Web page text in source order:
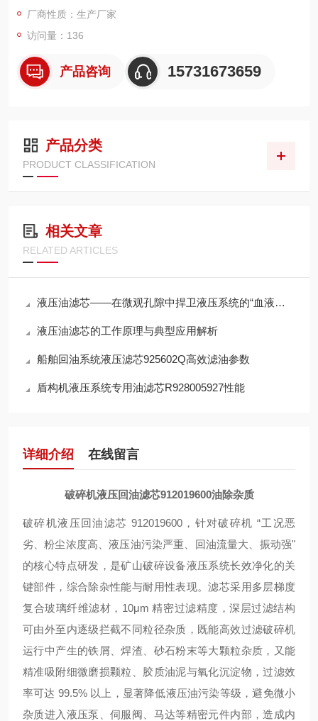
统，安装便捷、互换性强
厂商性质：生产厂家
访问量：136
产品咨询 15731673659
产品分类
PRODUCT CLASSIFICATION
相关文章
RELATED ARTICLES
液压油滤芯——在微观孔隙中捍卫液压系统的“血液纯净”
液压油滤芯的工作原理与典型应用解析
船舶回油系统液压滤芯925602Q高效滤油参数
盾构机液压系统专用油滤芯R928005927性能
详细介绍 在线留言
破碎机液压回油滤芯912019600油除杂质
破碎机液压回油滤芯 912019600，针对破碎机 “工况恶
劣、粉尘浓度高、液压油污染严重、回油流量大、振动强"
的核心特点研发，是矿山破碎设备液压系统长效净化的关
键部件，综合除杂性能与耐用性表现。滤芯采用多层梯度
复合玻璃纤维滤材 ，10μm 精密过滤精度，深层过滤结构
可由外至内逐级拦截不同粒径杂质，既能高效过滤破碎机
运行中产生的铁屑、焊渣、砂石粉末等大颗粒杂质，又能
精准吸附细微磨损颗粒、胶质油泥与氧化沉淀物，过滤效
率可达 99.5% 以上，显著降低液压油污染等级，避免微小
杂质进入液压泵、伺服阀、马达等精密元件内部，造成内